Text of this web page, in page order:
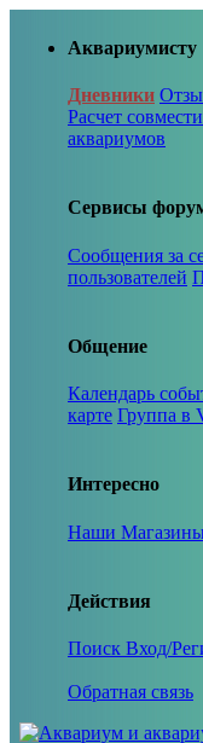
Аквариумисту
Дневники
Расчет
аквариумов
Сервисы
Сообщения за
пользователей
Общение
Календарь
карте Группа в
Интересно
Наши
Действия
Поиск Вход/
Обратная связь